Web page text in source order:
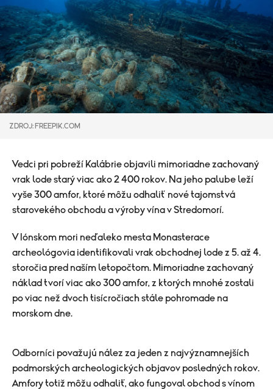
ZDROJ: FREEPIK.COM
Vedci pri pobreží Kalábrie objavili mimoriadne zachovaný
vrak lode starý viac ako 2 400 rokov. Na jeho palube leží
vyše 300 amfor, ktoré môžu odhaliť nové tajomstvá
starovekého obchodu a výroby vína v Stredomorí.
V Iónskom mori neďaleko mesta Monasterace
archeológovia identifikovali vrak obchodnej lode z 5. až 4.
storočia pred naším letopočtom. Mimoriadne zachovaný
náklad tvorí viac ako 300 amfor, z ktorých mnohé zostali
po viac než dvoch tisícročiach stále pohromade na
morskom dne.
Odborníci považujú nález za jeden z najvýznamnejších
podmorských archeologických objavov posledných rokov.
Amfory totiž môžu odhaliť, ako fungoval obchod s vínom